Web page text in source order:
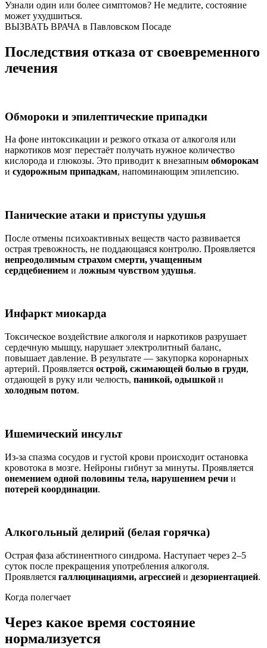
Узнали один или более симптомов? Не медлите, состояние
может ухудшиться.
ВЫЗВАТЬ ВРАЧА в Павловском Посаде
Последствия отказа от своевременного
лечения
Обмороки и эпилептические припадки
На фоне интоксикации и резкого отказа от алкоголя или
наркотиков мозг перестаёт получать нужное количество
кислорода и глюкозы. Это приводит к внезапным обморокам
и судорожным припадкам, напоминающим эпилепсию.
Панические атаки и приступы удушья
После отмены психоактивных веществ часто развивается
острая тревожность, не поддающаяся контролю. Проявляется
непреодолимым страхом смерти, учащенным
сердцебиением и ложным чувством удушья.
Инфаркт миокарда
Токсическое воздействие алкоголя и наркотиков разрушает
сердечную мышцу, нарушает электролитный баланс,
повышает давление. В результате — закупорка коронарных
артерий. Проявляется острой, сжимающей болью в груди,
отдающей в руку или челюсть, паникой, одышкой и
холодным потом.
Ишемический инсульт
Из-за спазма сосудов и густой крови происходит остановка
кровотока в мозге. Нейроны гибнут за минуты. Проявляется
онемением одной половины тела, нарушением речи и
потерей координации.
Алкогольный делирий (белая горячка)
Острая фаза абстинентного синдрома. Наступает через 2–5
суток после прекращения употребления алкоголя.
Проявляется галлюцинациями, агрессией и дезориентацией.
Когда полегчает
Через какое время состояние
нормализуется